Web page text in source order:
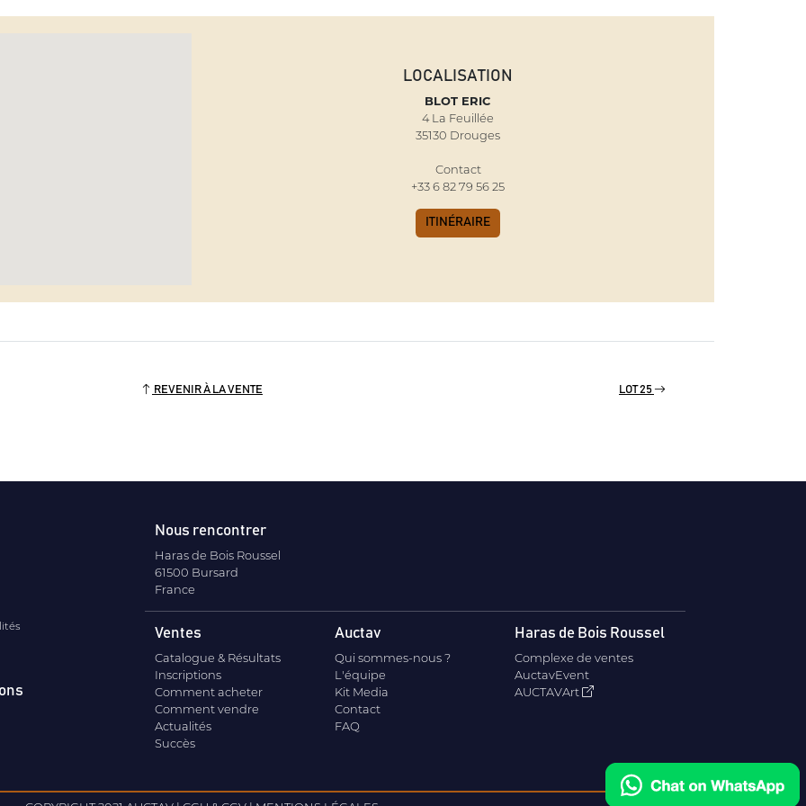
LOCALISATION
BLOT ERIC
4 La Feuillée
35130 Drouges
Contact
+33 6 82 79 56 25
ITINÉRAIRE
REVENIR À LA VENTE LOT 25
Nous rencontrer
Haras de Bois Roussel
61500 Bursard
France
Ventes
Catalogue & Résultats
Inscriptions
Comment acheter
Comment vendre
Actualités
Succès
Auctav
Qui sommes-nous ?
L'équipe
Kit Media
Contact
FAQ
Haras de Bois Roussel
Complexe de ventes
AuctavEvent
AUCTAVArt